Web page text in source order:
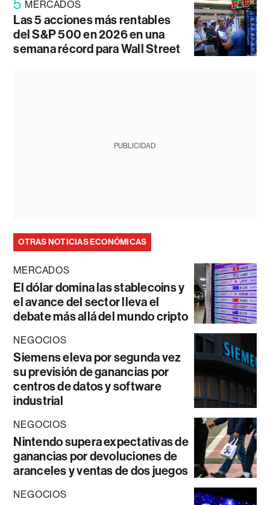
5 MERCADOS
Las 5 acciones más rentables
del S&P 500 en 2026 en una
semana récord para Wall Street
PUBLICIDAD
OTRAS NOTICIAS ECONÓMICAS
MERCADOS
El dólar domina las stablecoins y
el avance del sector lleva el
debate más allá del mundo cripto
NEGOCIOS
Siemens eleva por segunda vez
su previsión de ganancias por
centros de datos y software
industrial
NEGOCIOS
Nintendo supera expectativas de
ganancias por devoluciones de
aranceles y ventas de dos juegos
NEGOCIOS